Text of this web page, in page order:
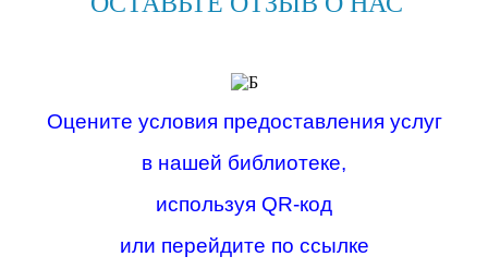
Оцените условия предоставления услуг
в нашей библиотеке,
используя QR-код
или перейдите по ссылке